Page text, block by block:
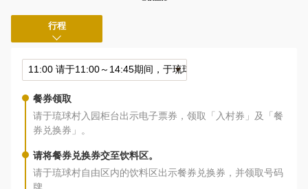
行程
餐券领取
请于琉球村入园柜台出示电子票券，领取「入村券」及「餐
券兑换券」。
请将餐券兑换券交至饮料区。
请于琉球村自由区内的饮料区出示餐券兑换券，并领取号码